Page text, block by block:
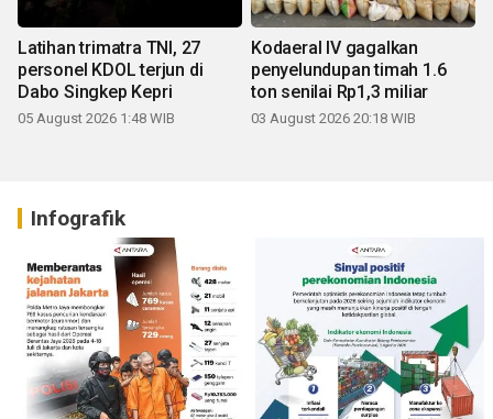
Latihan trimatra TNI, 27
personel KDOL terjun di
Dabo Singkep Kepri
05 August 2026 1:48 WIB
Kodaeral IV gagalkan
penyelundupan timah 1.6
ton senilai Rp1,3 miliar
03 August 2026 20:18 WIB
Infografik